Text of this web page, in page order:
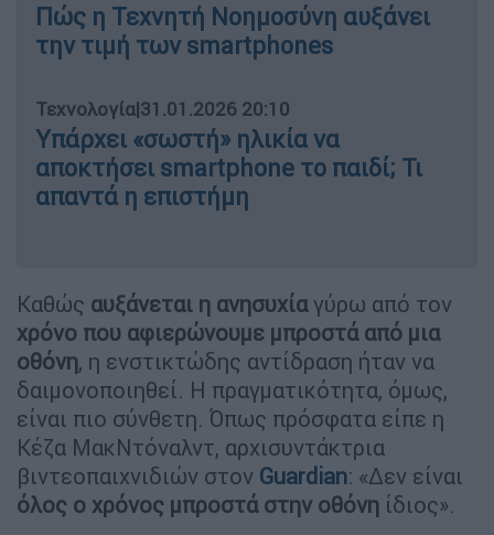
Πώς η Τεχνητή Νοημοσύνη αυξάνει
την τιμή των smartphones
Τεχνολογία|31.01.2026 20:10
Υπάρχει «σωστή» ηλικία να
αποκτήσει smartphone το παιδί; Τι
απαντά η επιστήμη
Καθώς αυξάνεται η ανησυχίαγύρω από τον
χρόνο που αφιερώνουμε μπροστά από μια
οθόνη, η ενστικτώδης αντίδραση ήταν να
δαιμονοποιηθεί. Η πραγματικότητα, όμως,
είναι πιο σύνθετη. Όπως πρόσφατα είπε η
Κέζα ΜακΝτόναλντ, αρχισυντάκτρια
βιντεοπαιχνιδιών στον Guardian: «Δεν είναι
όλος ο χρόνος μπροστά στην οθόνη ίδιος».